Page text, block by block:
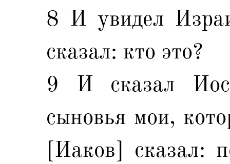
8 И увидел
сказал: кто это?
9 И сказал
сыновья мои,
[Иаков] сказал: